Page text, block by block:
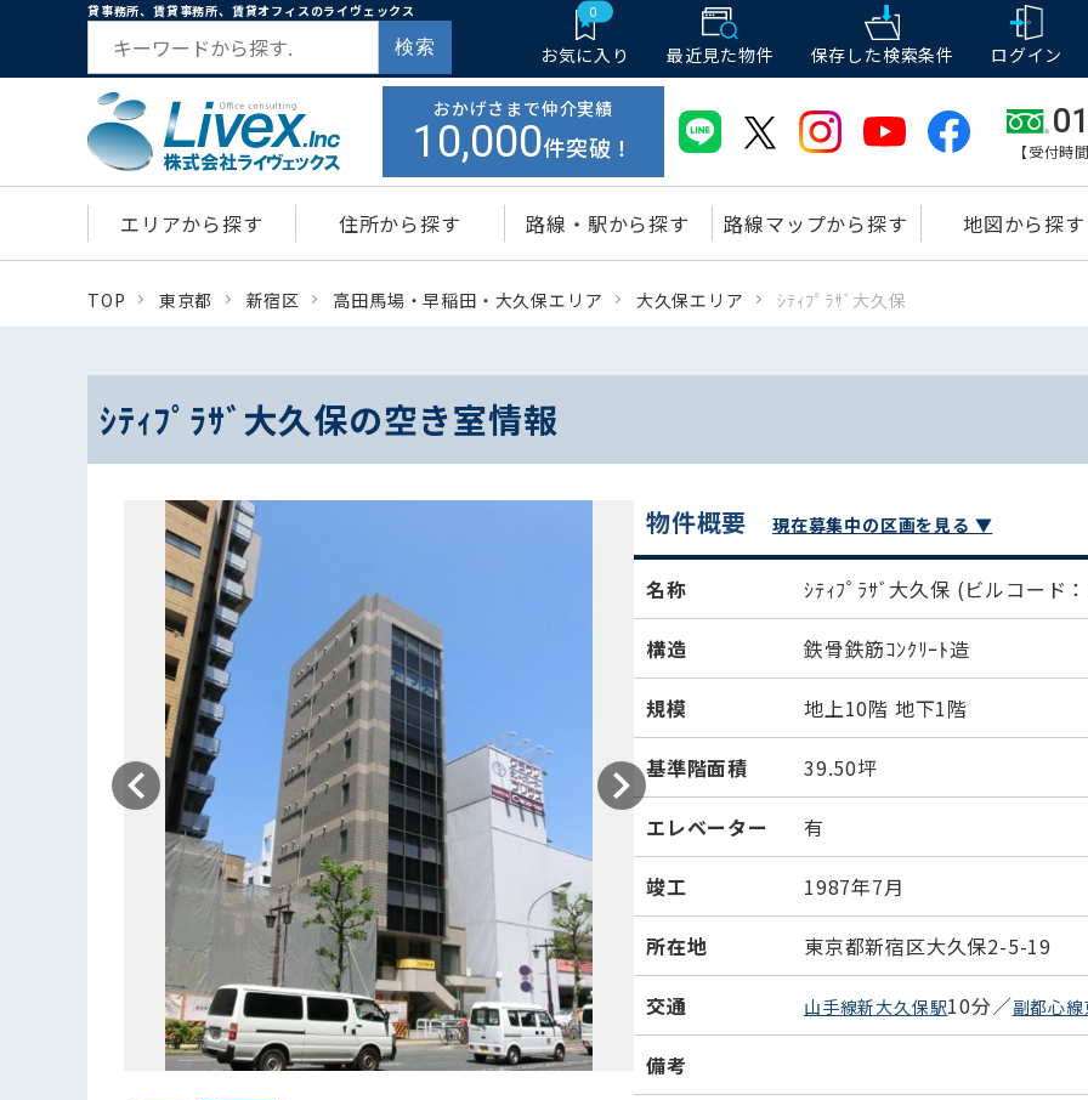
貸事務所、賃貸事務所、賃貸オフィスのライヴェックス
検索
0
お気に入り 最近見た物件 保存した検索条件 ログイン
おかげさまで仲介実績
10,000件突破！ 【受付時
エリアから探す 住所から探す 路線・駅から探す 路線マップから探す 地図から探す
TOP 東京都 新宿区 高田馬場・早稲田・大久保エリア 大久保エリア ｼﾃｨﾌﾟﾗｻﾞ大久保
ｼﾃｨﾌﾟﾗｻﾞ大久保の空き室情報
物件概要 現在募集中の区画を見る ▼
名称 ｼﾃｨﾌﾟﾗｻﾞ大久保 (ビルコード
構造 鉄骨鉄筋ｺﾝｸﾘｰﾄ造
規模 地上10階 地下1階
基準階面積 39.50坪
エレベーター 有
竣工 1987年7月
所在地 東京都新宿区大久保2-5-19
交通 山手線新大久保駅10分／副都心
備考